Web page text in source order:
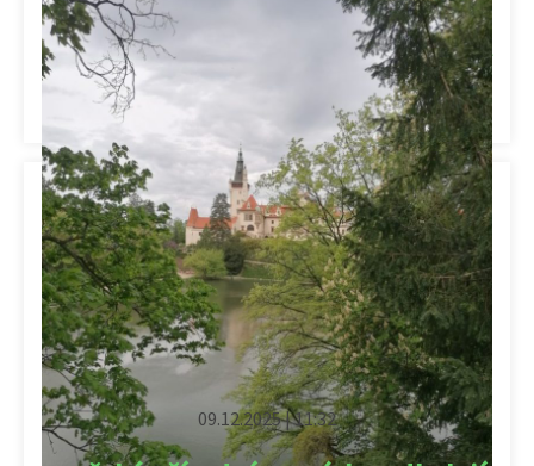
Kategorie:
Dotace,Ekologie Zahradnictví,Životní
prostředí
09.12.2025 | 11:32